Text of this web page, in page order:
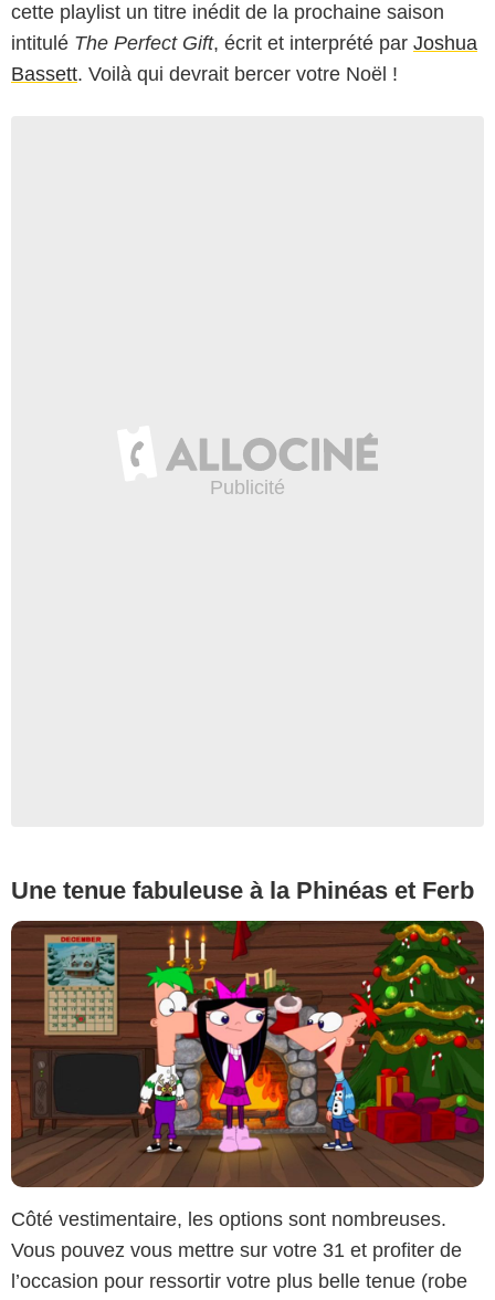
cette playlist un titre inédit de la prochaine saison
intitulé The Perfect Gift, écrit et interprété par Joshua
Bassett. Voilà qui devrait bercer votre Noël !
Une tenue fabuleuse à la Phinéas et Ferb
Côté vestimentaire, les options sont nombreuses.
Vous pouvez vous mettre sur votre 31 et profiter de
l’occasion pour ressortir votre plus belle tenue (robe